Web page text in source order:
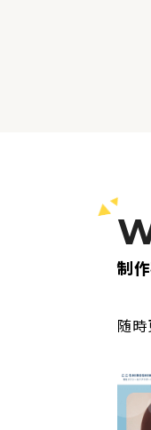
制
随時